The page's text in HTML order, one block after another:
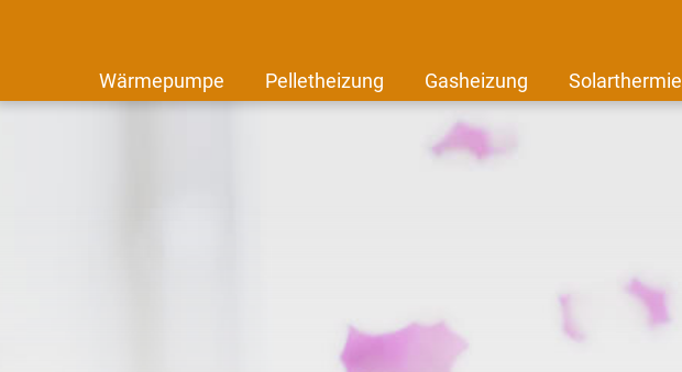
Wärmepumpe Pelletheizung Gasheizung Solarthermie